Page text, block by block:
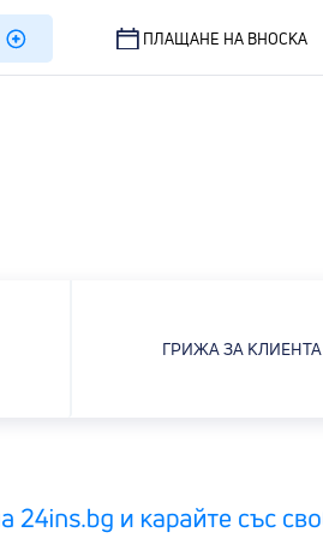
ПЛАЩАНЕ НА ВНОСКА
ГРИЖА ЗА КЛИЕНТА